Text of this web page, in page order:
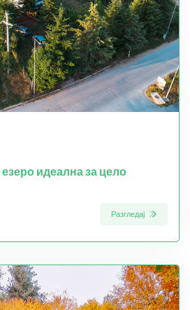
идеална за цело
Разгледај